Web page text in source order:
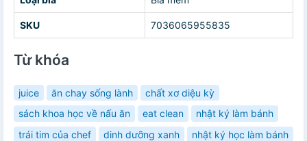
SKU 7036065955835
Từ khóa
juice ăn chay sống lành
chất xơ diệu kỳ
sách khoa học về nấu ăn
eat clean
nhật ký làm bánh
trái tim của chef
dinh dưỡng xanh
nhật ký học làm bánh